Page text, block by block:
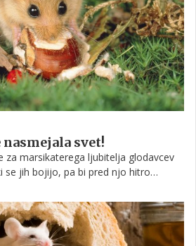
svet!
za marsikaterega ljubitelja glodavcev
se jih bojijo, pa bi pred njo hitro